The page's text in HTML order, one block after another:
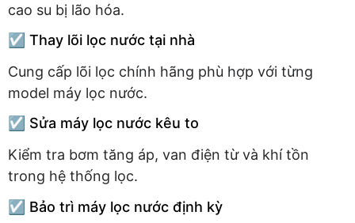
cao su bị lão hóa.
☑️ Thay lõi lọc nước tại nhà
Cung cấp lõi lọc chính hãng phù hợp với từng
model máy lọc nước.
☑️ Sửa máy lọc nước kêu to
Kiểm tra bơm tăng áp, van điện từ và khí tồn
trong hệ thống lọc.
☑️ Bảo trì máy lọc nước định kỳ